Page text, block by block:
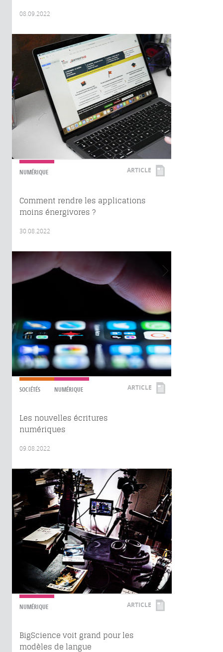
08.09.2022
NUMÉRIQUE ARTICLE
Comment rendre les applications
moins énergivores ?
30.08.2022
SOCIÉTÉS NUMÉRIQUE ARTICLE
Les nouvelles écritures
numériques
09.08.2022
NUMÉRIQUE ARTICLE
BigScience voit grand pour les
modèles de langue